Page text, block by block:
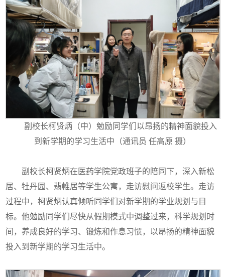
副校长柯贤炳（中）勉励同学们以昂扬的精神面貌投入
到新学期的学习生活中（通讯员 任高原 摄）
副校长柯贤炳在医药学院党政班子的陪同下，深入新松
居、牡丹园、翡帷居等学生公寓，走访慰问返校学生。走访
过程中，柯贤炳认真倾听同学们对新学期的学业规划与目
标。他勉励同学们尽快从假期模式中调整过来，科学规划时
间，养成良好的学习、锻炼和作息习惯，以昂扬的精神面貌
投入到新学期的学习生活中。